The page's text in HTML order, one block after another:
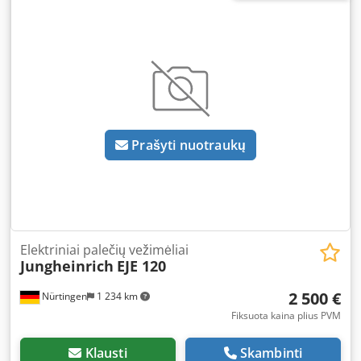
Prašyti nuotraukų
Nürtingen 1 234 km
Elektriniai palečių vežimėliai
Jungheinrich EJE 120
2 500 €
Fiksuota kaina plius PVM
Klausti Skambinti